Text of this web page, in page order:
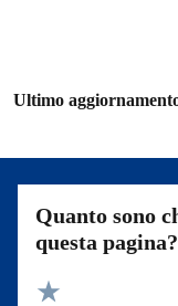
Ultimo
Quanto sono
questa pagina?